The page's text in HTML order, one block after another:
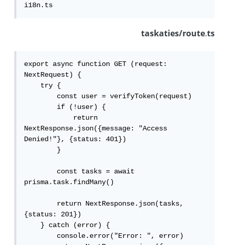
i18n.ts
taskaties/route.ts
export async function GET (request:
NextRequest) {
    try {
        const user = verifyToken(request)
        if (!user) {
            return
NextResponse.json({message: "Access
Denied!"}, {status: 401})
        }
        const tasks = await
prisma.task.findMany()
        return NextResponse.json(tasks,
{status: 201})
    } catch (error) {
        console.error("Error: ", error)